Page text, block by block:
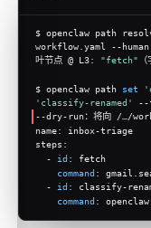
$ openclaw path
workflow.yaml --human
叶节点 @ L3: "fetch"
$ openclaw path set
'classify-renamed'
--
--dry-run：将向 /…/
name: inbox-triage
steps:
  -
id : fetch
command :
  -
id : classify-
command :